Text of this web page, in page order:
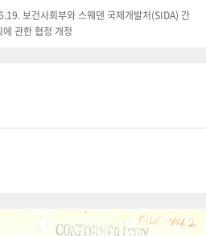
보건사회부와 스웨덴 국제개발처(SIDA) 간
에 관한 협정 개정